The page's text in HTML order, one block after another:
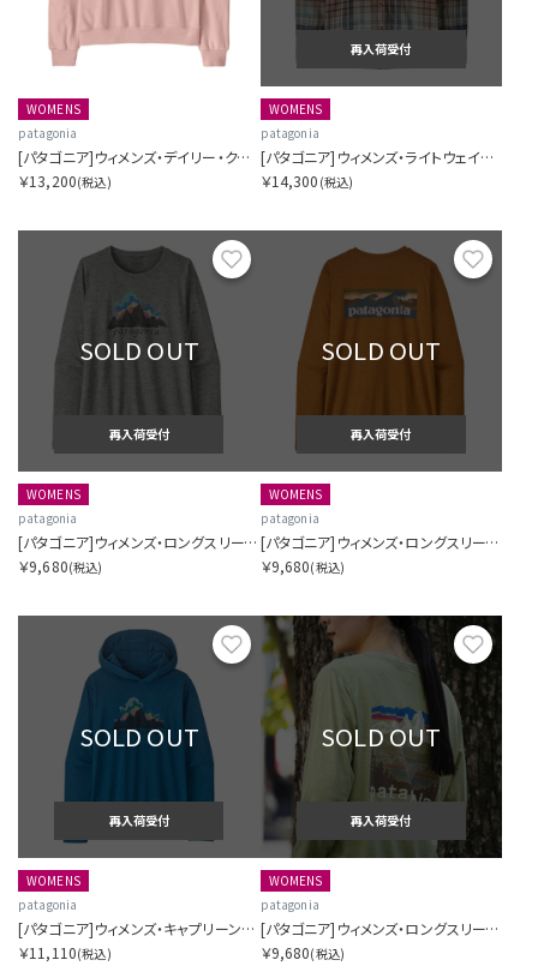
WOMENS
patagonia
[パタゴニア]ウィメンズ・デイリー・クルー
￥13,200(税込)
再入荷受付
WOMENS
patagonia
[パタゴニア]ウィメンズ・ライトウェイト・フィヨルド・フランネル・シャツ
￥14,300 (税込)
お気に入り
SOLD OUT
再入荷受付
WOMENS
patagonia
[パタゴニア]ウィメンズ・ロングスリーブ・キャプリーン・クール・デイリー・シャツ（フィッツロイ・ニンバス）
￥9,680(税込)
SOLD OUT
再入荷受付
WOMENS
patagonia
[パタゴニア]ウィメンズ・ロングスリーブ・キャプリーン・クール・デイリー・シャツ（ボードショーツ・ロゴ）
￥9,680(税込)
お気に入り
SOLD OUT
再入荷受付
WOMENS
patagonia
[パタゴニア]ウィメンズ・キャプリーン・クール・デイリー・フーディ（フィッツロイ・ニンバス）
￥11,110(税込)
お気
SOLD OUT
再入荷受付
WOMENS
patagonia
[パタゴニア]ウィメンズ・ロングスリーブ・キャプリーン・クール・デイリー・シャツ（フィッツロイ・フットヒルズ）
￥9,680(税込)